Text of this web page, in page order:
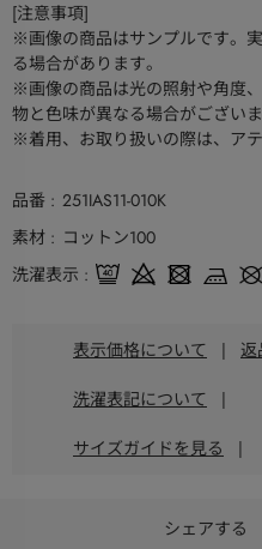
[注意事項]
※画像の商品はサンプルです。
る場合があります。
※画像の商品は光の照射や角度
物と色味が異なる場合がございま
※着用、お取り扱いの際は、ア
品番
251IAS11-010K
素材
コットン100
洗濯表示
表示価格について |
洗濯表記について |
サイズガイドを見る |
シェアする